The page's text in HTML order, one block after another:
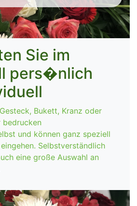
Sie im
pers�nlich
Bukett, Kranz oder
bedrucken
und können ganz speziell
Selbstverständlich
eine große Auswahl an